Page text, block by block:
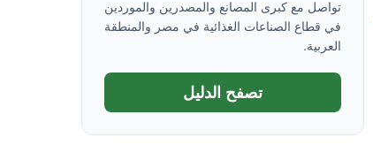
تواصل مع كبرى المصانع والمصدرين والموردين
في قطاع الصناعات الغذائية في مصر والمنطقة
العربية.
تصفح الدليل